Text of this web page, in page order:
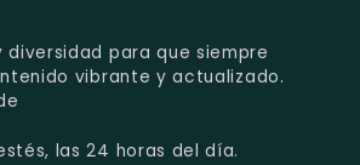
para que siempre
vibrante y actualizado.
las 24 horas del día.